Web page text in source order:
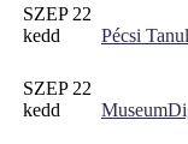
SZEP 22
kedd
Pécsi
SZEP 22
kedd